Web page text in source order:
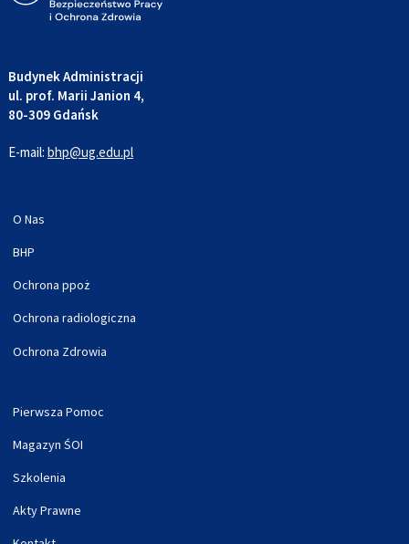
Budynek Administracji
ul. prof. Marii Janion 4,
80-309 Gdańsk
E-mail: bhp@ug.edu.pl
O Nas
BHP
Ochrona ppoż
Ochrona radiologiczna
Ochrona Zdrowia
Pierwsza Pomoc
Magazyn ŚOI
Szkolenia
Akty Prawne